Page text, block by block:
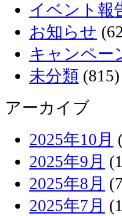
イベント報
お知らせ
キャンペー
未分類 (815)
アーカイブ
2025年10月
2025年9月
2025年8月
2025年7月